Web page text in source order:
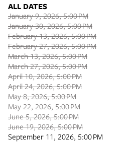
ALL DATES
January 9, 2026, 5:00 PM
January 30, 2026, 5:00 PM
February 13, 2026, 5:00 PM
February 27, 2026, 5:00 PM
March 13, 2026, 5:00 PM
March 27, 2026, 5:00 PM
April 10, 2026, 5:00 PM
April 24, 2026, 5:00 PM
May 8, 2026, 5:00 PM
May 22, 2026, 5:00 PM
June 5, 2026, 5:00 PM
June 19, 2026, 5:00 PM
September 11, 2026, 5:00 PM